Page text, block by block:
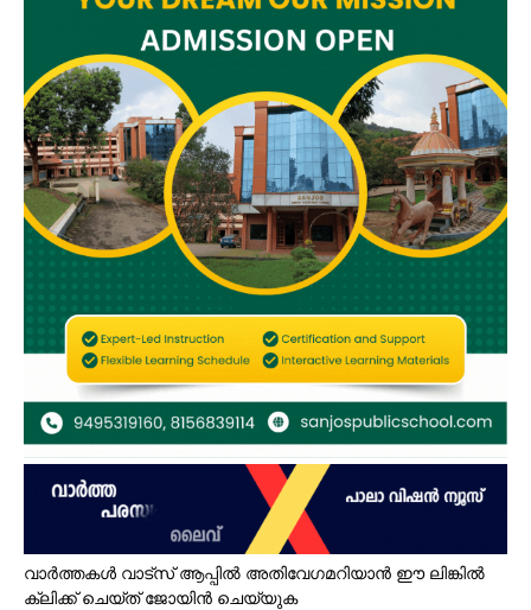
വാർത്തകൾ വാട്സ് ആപ്പിൽ അതിവേഗമറിയാൻ ഈ ലിങ്കിൽ
ക്ലിക്ക് ചെയ്ത് ജോയിൻ ചെയ്യുക